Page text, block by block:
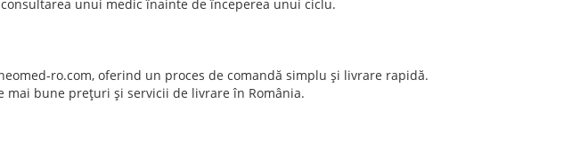
unui medic înainte de începerea unui ciclu.
ro.com, oferind un proces de comandă simplu și livrare rapidă.
bune prețuri și servicii de livrare în România.